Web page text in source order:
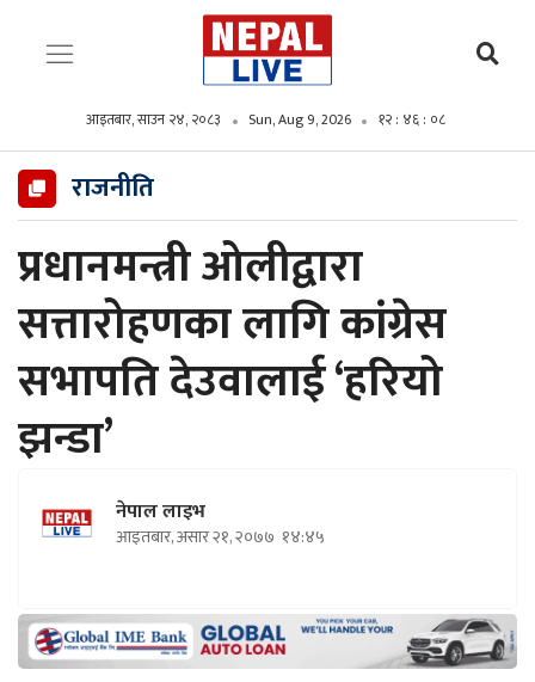
आइतबार, साउन २४, २०८३ Sun, Aug 9, 2026 १२ : ४६ : ०९
राजनीति
प्रधानमन्त्री ओलीद्वारा
सत्तारोहणका लागि कांग्रेस
सभापति देउवालाई ‘हरियो
झन्डा’
नेपाल लाइभ
आइतबार, असार २१, २०७७ १४:४५